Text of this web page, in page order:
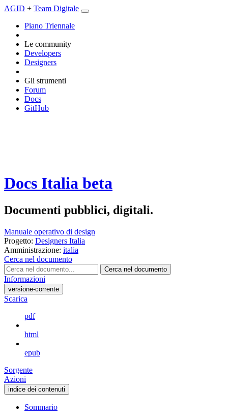
AGID + Team Digitale
Piano Triennale
Le community
Developers
Designers
Gli strumenti
Forum
Docs
GitHub
Docs Italia beta
Documenti pubblici, digitali.
Manuale operativo di design
Progetto: Designers Italia
Amministrazione: italia
Cerca nel documento
Cerca nel documento
Informazioni
versione-corrente
Scarica
pdf
html
epub
Sorgente
Azioni
indice dei contenuti
Sommario